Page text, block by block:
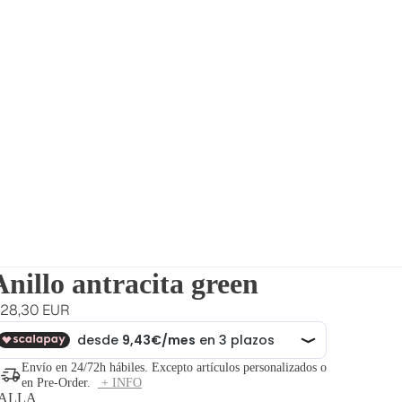
antracita green
EUR
Envío en 24/72h hábiles. Excepto artículos personalizados o
en Pre-Order.
+ INFO